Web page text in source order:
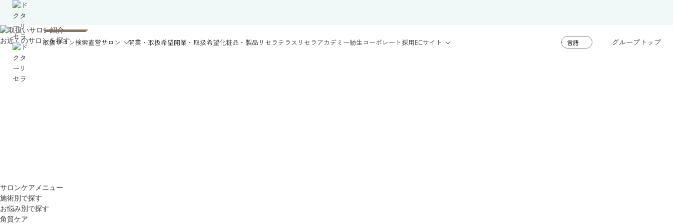
取扱サロン検索直営サロン 開業・取扱希望開業・取扱希望化粧品・製品 リセラテラス リセラアカデミー紡生コーポレート採用ECサイト グループトップ
お近くのサロンを探す
サロンケアメニュー
施術別で探す
お悩み別で探す
角質ケア